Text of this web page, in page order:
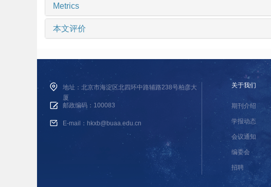
Metrics
本文评价
地址：北京市海淀区北四环中路辅路238号柏彦大
厦
邮政编码：100083
E-mail：hkxb@buaa.edu.cn
关于我们
期刊介绍
学报动态
会议通知
编委会
招聘